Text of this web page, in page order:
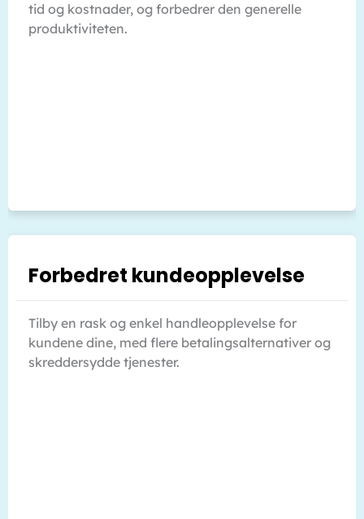
tid og kostnader, og forbedrer den generelle
produktiviteten.
Forbedret kundeopplevelse
Tilby en rask og enkel handleopplevelse for
kundene dine, med flere betalingsalternativer og
skreddersydde tjenester.